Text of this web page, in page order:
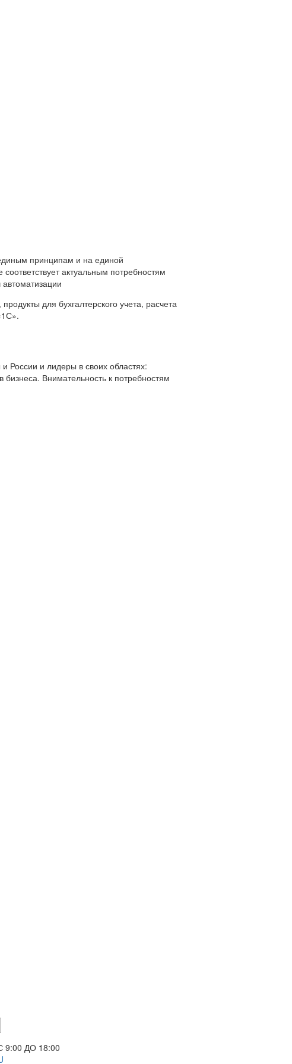
принципам и на единой
актуальным потребностям
для бухгалтерского учета, расчета
России и лидеры в своих областях:
Внимательность к потребностям
9:00 ДО 18:00